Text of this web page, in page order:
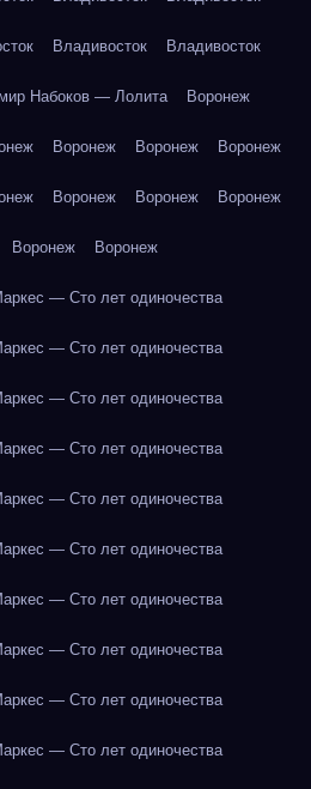
Владивосток Владивосток
Набоков — Лолита Воронеж
Воронеж Воронеж Воронеж
Воронеж Воронеж Воронеж
Воронеж Воронеж
— Сто лет одиночества
— Сто лет одиночества
— Сто лет одиночества
— Сто лет одиночества
— Сто лет одиночества
— Сто лет одиночества
— Сто лет одиночества
— Сто лет одиночества
— Сто лет одиночества
— Сто лет одиночества